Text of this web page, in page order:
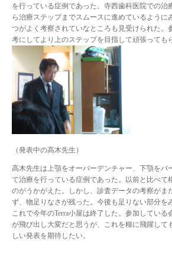
を行っている症例であった。寺西歯科医院での治
ら治療ステップまでスムースに進めているように
つがよく考察されていなところも見受けられた。
考にしてより上のステップを目指して頑張っても
（発表中の高木先生）
高木先生は上顎をオーバーデンチャー、下顎をパ
て治療を行っている症例であった。以前と比べて
のがうかがえた。しかし、診査データの考察がま
ず、物足りなさが残った。今後も足りない部分を
これで今年のTerra小屋は終了した。参加してい
が飛び出し大変だと思うが、これを糧に飛躍して
しい発表を期待したい。